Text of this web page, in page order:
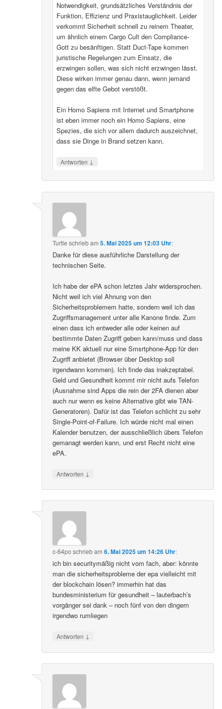
Notwendigkeit, grundsätzliches Verständnis der
Funktion, Effizienz und Praxistauglichkeit. Leider
verkommt Sicherheit schnell zu reinem Theater,
um ähnlich einem Cargo Cult den Compliance-
Gott zu besänftigen. Statt Duct-Tape kommen
juristische Regelungen zum Einsatz, die
erzwingen sollen, was sich nicht erzwingen lässt.
Diese wirken immer genau dann, wenn jemand
gegen das elfte Gebot verstößt.
Ein Homo Sapiens mit Internet und Smartphone
ist eben immer noch ein Homo Sapiens, eine
Spezies, die sich vor allem dadurch auszeichnet,
dass sie Dinge in Brand setzen kann.
Antworten ↓
Turtle schriebam5. Mai 2025 um 12:03 Uhr:
Danke für diese ausführliche Darstellung der
technischen Seite.
Ich habe der ePA schon letztes Jahr widersprochen.
Nicht weil ich viel Ahnung von den
Sicherheitsproblemem hatte, sondern weil ich das
Zugriffsmanagement unter alle Kanone finde. Zum
einen dass ich entweder alle oder keinen auf
bestimmte Daten Zugriff geben kann/muss und dass
meine KK aktuell nur eine Smsrtphone-App für den
Zugriff anbietet (Browser über Desktop soll
irgendwann kommen). Ich finde das inakzeptabel.
Geld und Gesundheit kommt mir nicht aufs Telefon
(Ausnahme sind Apps die rein der 2FA dienen aber
auch nur wenn es keine Alternative gibt wie TAN-
Generatoren). Dafür ist das Telefon schlicht zu sehr
Single-Point-of-Failure. Ich würde nicht mal einen
Kalender benutzen, der ausschließlich übers Telefon
gemanagt werden kann, und erst Recht nicht eine
ePA.
Antworten ↓
c-64po schriebam6. Mai 2025 um 14:26 Uhr:
ich bin securitymäßig nicht vom fach, aber: könnte
man die sicherheitsprobleme der epa vielleicht mit
der blockchain lösen? immerhin hat das
bundesministerium für gesundheit – lauterbach’s
vorgänger sei dank – noch fünf von den dingern
irgendwo rumliegen
Antworten ↓